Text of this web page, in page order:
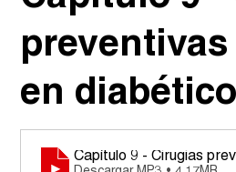
en
Capítulo 9 - Cirugias